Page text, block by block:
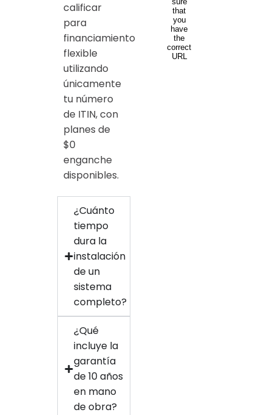
calificar
para
financiamiento
flexible
utilizando
únicamente
tu número
de ITIN, con
planes de
$0
enganche
disponibles.
¿Cuánto
tiempo
dura la
instalación
de un
sistema
completo?
¿Qué
incluye la
garantía
de 10 años
en mano
de obra?